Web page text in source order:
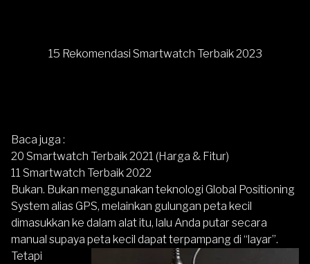
15 Rekomendasi Smartwatch Terbaik 2023
Baca juga :
20 Smartwatch Terbaik 2021 (Harga & Fitur)
11 Smartwatch Terbaik 2022
Bukan. Bukan menggunakan teknologi Global Positioning
System alias GPS, melainkan gulungan peta kecil
dimasukkan ke dalam alat itu, lalu Anda putar secara
manual supaya peta kecil dapat terpampang di “layar”.
Tetapi